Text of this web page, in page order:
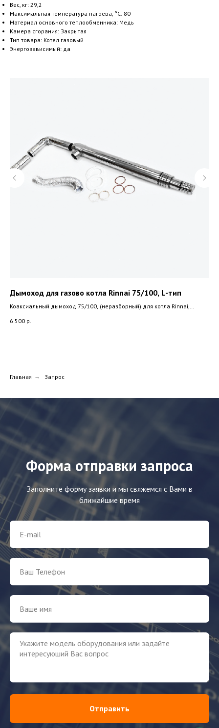
Вес, кг: 29,2
Максимальная температура нагрева, °С: 80
Материал основного теплообменника: Медь
Камера сгорания: Закрытая
Тип товара: Котел газовый
Энергозависимый: да
Дымоход для газово котла Rinnai 75/100, L-тип
Коаксиальный дымоход 75/100, (неразборный) для котла Rinnai,
6 500 р.
Главная → Запрос
Форма отправки запроса
Заполните форму заявки и мы свяжемся с Вами в
ближайшие время
Отправить